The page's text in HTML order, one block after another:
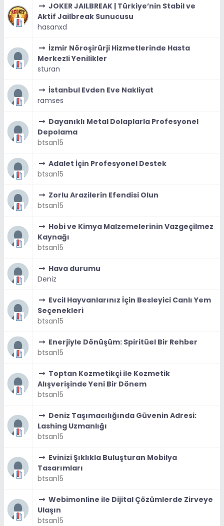
JOKER JAILBREAK | Türkiye’nin Stabil ve
Aktif Jailbreak Sunucusu
hasanxd
İzmir Nöroşirürji Hizmetlerinde Hasta
Merkezli Yenilikler
sturan
İstanbul Evden Eve Nakliyat
ramses
Dayanıklı Metal Dolaplarla Profesyonel
Depolama
btsan15
Adalet İçin Profesyonel Destek
btsan15
Zorlu Arazilerin Efendisi Olun
btsan15
Hobi ve Kimya Malzemelerinin Vazgeçilmez
Kaynağı
btsan15
Hava durumu
Deniz
Evcil Hayvanlarınız İçin Besleyici Canlı Yem
Seçenekleri
btsan15
Enerjiyle Dönüşüm: Spiritüel Bir Rehber
btsan15
Toptan Kozmetikçi ile Kozmetik
Alışverişinde Yeni Bir Dönem
btsan15
Deniz Taşımacılığında Güvenin Adresi:
Lashing Uzmanlığı
btsan15
Evinizi Şıklıkla Buluşturan Mobilya
Tasarımları
btsan15
Webimonline ile Dijital Çözümlerde Zirveye
Ulaşın
btsan15